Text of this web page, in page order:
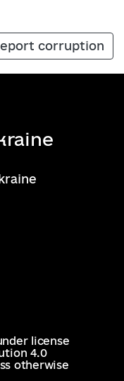
corruption
license
4.0
otherwise